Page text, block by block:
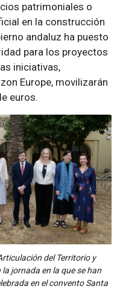
patrimoniales o
en la construcción
andaluz ha puesto
para los proyectos
iniciativas,
Europe, movilizarán
euros.
del Territorio y
jornada en la que se han
en el convento Santa